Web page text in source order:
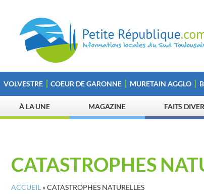
VOLVESTRE COEUR DE GARONNE MURETAIN AGGLO
À LA UNE MAGAZINE FAITS
CATASTROPHES
ACCUEIL »CATASTROPHES NATURELLES